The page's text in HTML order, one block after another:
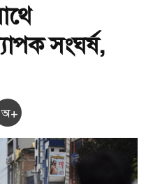
সংঘর্ষ,
অ+